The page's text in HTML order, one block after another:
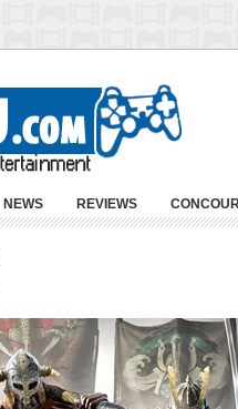
NEWS REVIEWS